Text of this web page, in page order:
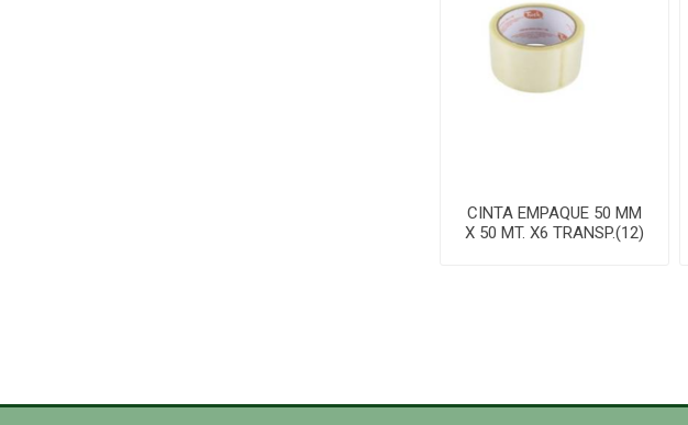
CINTA EMPAQUE 50 MM
X 50 MT. X6 TRANSP.(12)